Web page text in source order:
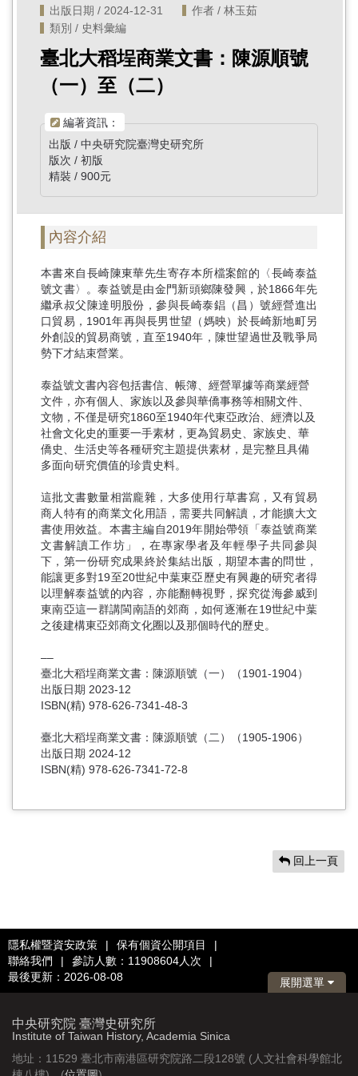
出版日期 / 2024-12-31
作者 / 林玉茹
類別 / 史料彙編
臺北大稻埕商業文書：陳源順號
（一）至（二）
編著資訊：
出版 / 中央研究院臺灣史研究所
版次 / 初版
精裝 / 900元
內容介紹
本書來自長崎陳東華先生寄存本所檔案館的〈長崎泰益
號文書〉。泰益號是由金門新頭鄉陳發興，於1866年先
繼承叔父陳達明股份，參與長崎泰錩（昌）號經營進出
口貿易，1901年再與長男世望（媽映）於長崎新地町另
外創設的貿易商號，直至1940年，陳世望過世及戰爭局
勢下才結束營業。
泰益號文書內容包括書信、帳簿、經營單據等商業經營
文件，亦有個人、家族以及參與華僑事務等相關文件、
文物，不僅是研究1860至1940年代東亞政治、經濟以及
社會文化史的重要一手素材，更為貿易史、家族史、華
僑史、生活史等各種研究主題提供素材，是完整且具備
多面向研究價值的珍貴史料。
這批文書數量相當龐雜，大多使用行草書寫，又有貿易
商人特有的商業文化用語，需要共同解讀，才能擴大文
書使用效益。本書主編自2019年開始帶領「泰益號商業
文書解讀工作坊」，在專家學者及年輕學子共同參與
下，第一份研究成果終於集結出版，期望本書的問世，
能讓更多對19至20世紀中葉東亞歷史有興趣的研究者得
以理解泰益號的內容，亦能翻轉視野，探究從海參威到
東南亞這一群講閩南語的郊商，如何逐漸在19世紀中葉
之後建構東亞郊商文化圈以及那個時代的歷史。
––
臺北大稻埕商業文書：陳源順號（一）（1901-1904）
出版日期 2023-12
ISBN(精) 978-626-7341-48-3
臺北大稻埕商業文書：陳源順號（二）（1905-1906）
出版日期 2024-12
ISBN(精) 978-626-7341-72-8
回上一頁
隱私權暨資安政策 | 保有個資公開項目
|
聯絡我們
| 參訪人數：11908604人次
|
最後更新：2026-08-08
展開選單
中央研究院 臺灣史研究所
Institute of Taiwan History, Academia Sinica
地址：11529 臺北市南港區研究院路二段128號 (人文社會科學館北